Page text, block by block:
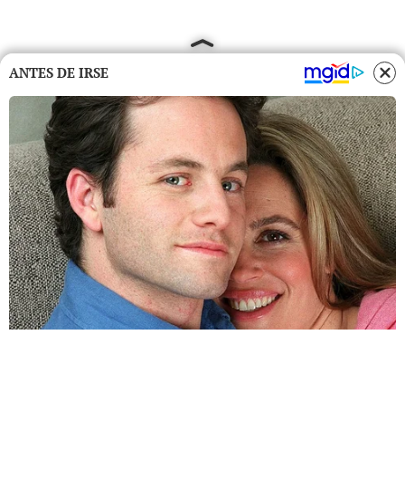
ANTES DE IRSE